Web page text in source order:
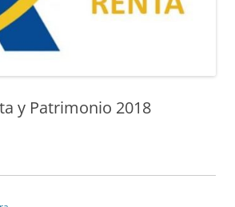
y Patrimonio 2018